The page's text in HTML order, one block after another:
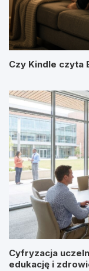
Czy Kindle czyta
Cyfryzacja
edukację i